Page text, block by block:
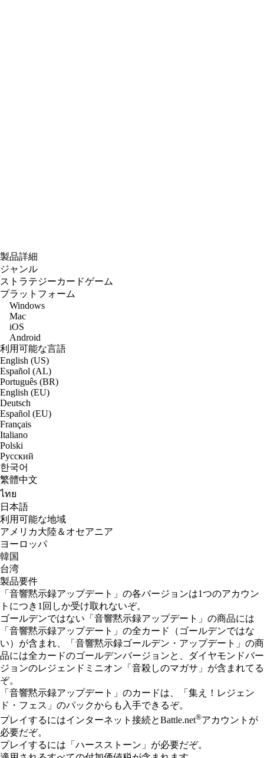
製品詳細
ジャンル
ストラテジーカードゲーム
プラットフォーム
Windows
Mac
iOS
Android
利用可能な言語
English (US)
Español (AL)
Português (BR)
English (EU)
Deutsch
Español (EU)
Français
Italiano
Polski
Русский
한국어
繁體中文
ไทย
日本語
利用可能な地域
アメリカ大陸＆オセアニア
ヨーロッパ
韓国
台湾
製品要件
「音響黙示録アップデート」の各バージョンは1つのアカウン
トにつき1回しか受け取れないぞ。
ゴールデンではない「音響黙示録アップデート」の商品には
「音響黙示録アップデート」の全カード（ゴールデンではな
い）が含まれ、「音響黙示録ゴールデン・アップデート」の商
品には全カードのゴールデンバージョンと、ダイヤモンドバー
ジョンのレジェンドミニオン「音殺しのマガサ」が含まれてる
ぞ。
「音響黙示録アップデート」のカードは、「集え！レジェン
ド・フェス」のパックからも入手できるぞ。
プレイするにはインターネット接続とBattle.net®アカウントが
必要だぞ。
プレイするには「ハースストーン」が必要だぞ。